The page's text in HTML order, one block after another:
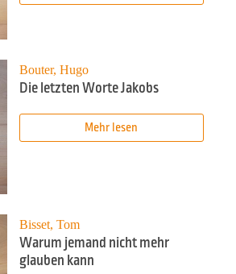
Bouter, Hugo
Die letzten Worte Jakobs
Mehr lesen
Bisset, Tom
Warum jemand nicht mehr
glauben kann